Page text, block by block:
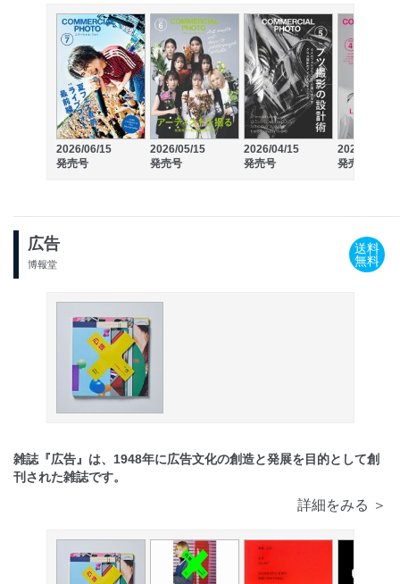
2026/06/15
発売号
2026/05/15
発売号
2026/04/15
発売号
2026/03/13
発売号
広告
博報堂
送料
無料
雑誌『広告』は、1948年に広告文化の創造と発展を目的として創
刊された雑誌です。
詳細をみる ＞